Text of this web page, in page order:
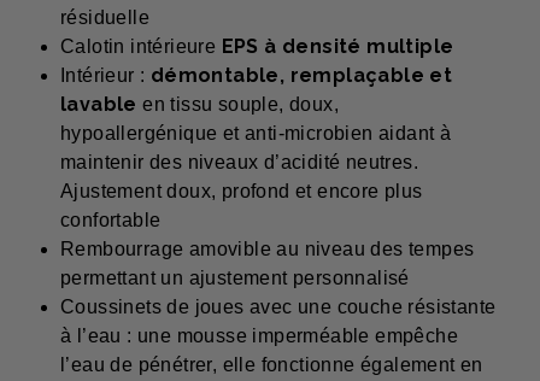
résiduelle
Calotin intérieure EPS à densité multiple
Intérieur : démontable, remplaçable et
lavableen tissu souple, doux,
hypoallergénique et anti-microbien aidant à
maintenir des niveaux d’acidité neutres.
Ajustement doux, profond et encore plus
confortable
Rembourrage amovible au niveau des tempes
permettant un ajustement personnalisé
Coussinets de joues avec une couche résistante
à l’eau : une mousse imperméable empêche
l’eau de pénétrer, elle fonctionne également en